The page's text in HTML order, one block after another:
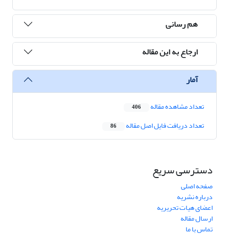
هم رسانی
ارجاع به این مقاله
آمار
تعداد مشاهده مقاله 406
تعداد دریافت فایل اصل مقاله 86
دسترسی سریع
صفحه اصلی
درباره نشریه
اعضای هیات تحریریه
ارسال مقاله
تماس با ما